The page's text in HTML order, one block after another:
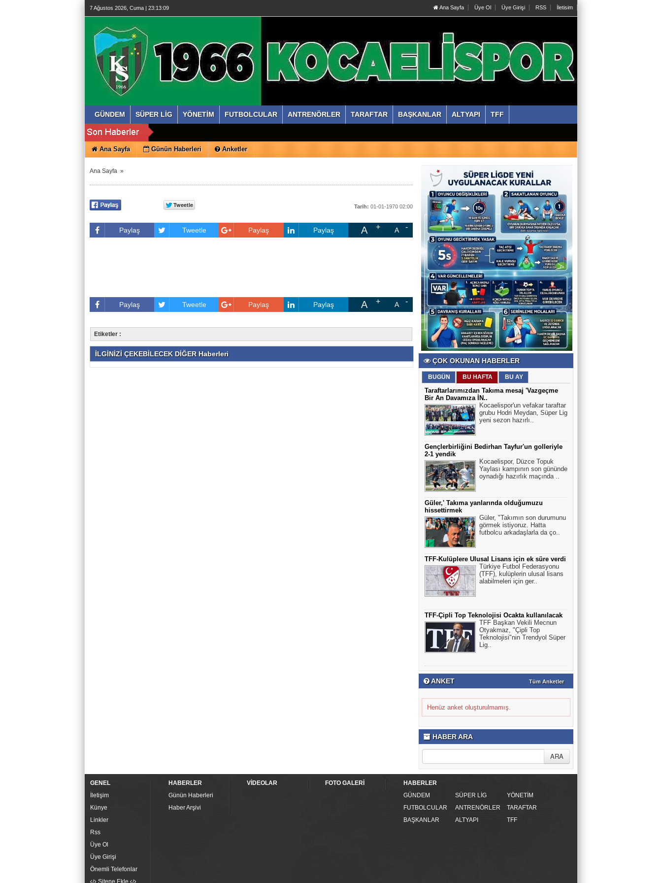
7 Ağustos 2026, Cuma | 23:13:09 Ana Sayfa Üye Ol Üye Girişi RSS İletisim
GÜNDEM SÜPER LİG YÖNETİM FUTBOLCULAR ANTRENÖRLER TARAFTAR BAŞKANLAR ALTYAPI TFF
Ana Sayfa Günün Haberleri Anketler
Ana Sayfa »
Tarih: 01-01-1970 02:00
Paylaş Tweetle Paylaş Paylaş A A
Paylaş Tweetle Paylaş Paylaş A A
Etiketler :
İLGİNİZİ ÇEKEBİLECEK DİĞER Haberleri
ÇOK OKUNAN HABERLER
BUGÜN BU HAFTA BU AY
Taraftarlarımızdan Takıma mesaj 'Vazgeçme
Bir An Davamıza İN..
Kocaelispor'un vefakar taraftar
grubu Hodri Meydan, Süper Lig
yeni sezon hazırlı..
Gençlerbirliğini Bedirhan Tayfur'un golleriyle
2-1 yendik
Kocaelispor, Düzce Topuk
Yaylası kampının son gününde
oynadığı hazırlık maçında ..
Güler,' Takıma yanlarında olduğumuzu
hissettirmek
Güler, "Takımın son durumunu
görmek istiyoruz. Hatta
futbolcu arkadaşlarla da ço..
TFF-Kulüplere Ulusal Lisans için ek süre verdi
Türkiye Futbol Federasyonu
(TFF), kulüplerin ulusal lisans
alabilmeleri için ger..
TFF-Çipli Top Teknolojisi Ocakta kullanılacak
TFF Başkan Vekili Mecnun
Otyakmaz, "Çipli Top
Teknolojisi"nin Trendyol Süper
Lig..
ANKET Tüm Anketler
Henüz anket oluşturulmamış.
HABER ARA
GENEL
İletişim
Künye
Linkler
Rss
Üye Ol
Üye Girişi
Önemli Telefonlar
Sitene Ekle
HABERLER
Günün Haberleri
Haber Arşivi
VİDEOLAR FOTO GALERİ
HABERLER
GÜNDEM
SÜPER LİG
YÖNETİM
FUTBOLCULAR
ANTRENÖRLER
TARAFTAR
BAŞKANLAR
ALTYAPI TFF